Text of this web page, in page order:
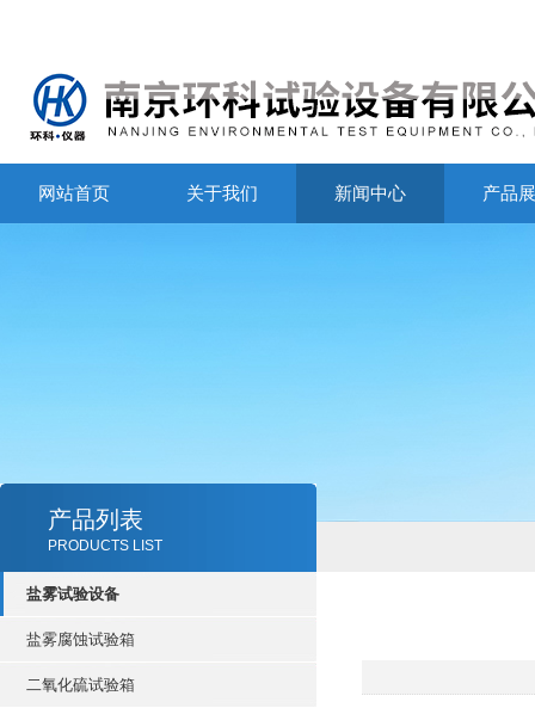
网站首页 关于我们 新闻中心 产品
产品列表
PRODUCTS LIST
盐雾试验设备
盐雾腐蚀试验箱
二氧化硫试验箱